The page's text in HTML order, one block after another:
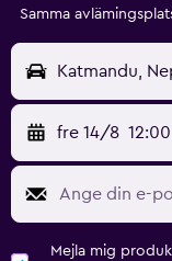
Samma
Katmandu,
fre 14/8 12:00
Mejla mig